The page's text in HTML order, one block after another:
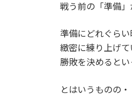
戦う前の「準備」
準備にどれぐら
緻密に練り上げ
勝敗を決めると
とはいうものの・